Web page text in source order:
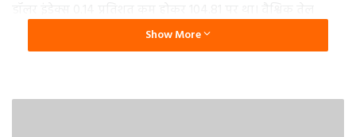
बेंचमार्क ब्रेंट क्रूड वायदा 0.16 प्रतिशत गिरकर 82.64 अमेरिकी डॉलर
प्रति बैरल पर आ गया।
निचले स्तर पर बाजार
Show More